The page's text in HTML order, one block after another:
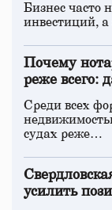
Бизнес часто
инвестиций,
Почему
реже всего:
Среди всех
судах реже…
усилить